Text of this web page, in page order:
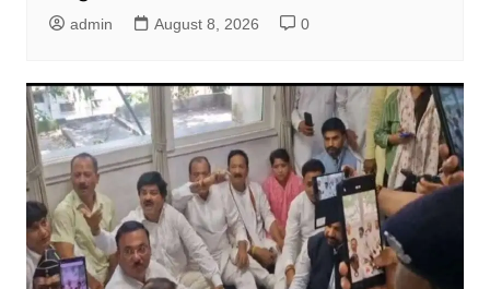
admin August 8, 2026 0